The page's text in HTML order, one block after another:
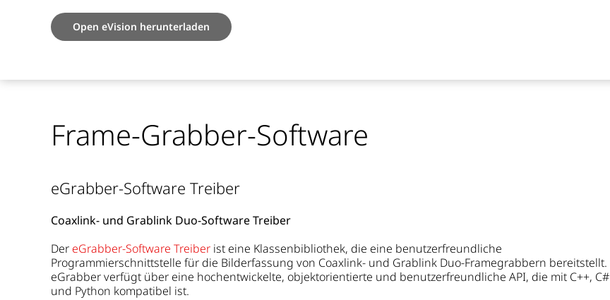
Open eVision herunterladen
Frame-Grabber-Software
eGrabber-Software Treiber
Coaxlink- und Grablink Duo-Software Treiber
Der eGrabber-Software Treiber ist eine Klassenbibliothek, die eine benutzerfreundliche
Programmierschnittstelle für die Bilderfassung von Coaxlink- und Grablink Duo-Framegrabbern bereitstellt.
eGrabber verfügt über eine hochentwickelte, objektorientierte und benutzerfreundliche API, die mit C++, C#
und Python kompatibel ist.